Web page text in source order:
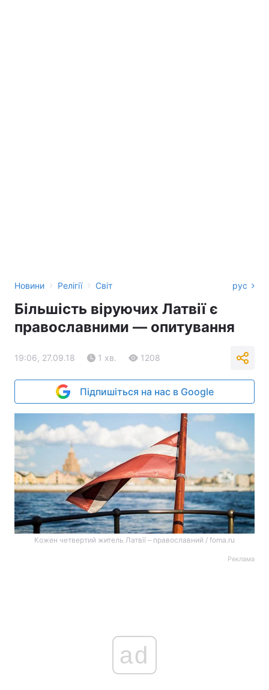
Новини › Релігії › Світ рус
Більшість віруючих Латвії є
православними — опитування
19:06, 27.09.18 1 хв. 1208
Підпишіться на нас в Google
Кожен четвертий житель Латвії – православний / foma.ru
Реклама
ad